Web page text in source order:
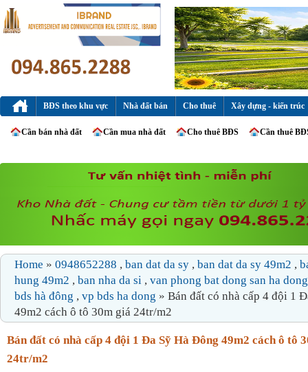
BĐS theo khu vực Nhà đất bán Cho thuê Xây dựng - kiến trúc
Cần bán nhà đất Cần mua nhà đất Cho thuê BĐS Cần thuê
Home » 0948652288 , ban dat da sy , ban dat da sy 49m2 ,
hung 49m2 , ban nha da si , van phong bat dong san ha
bds hà đông , vp bds ha dong » Bán đất có nhà cấp 4 đội 1
49m2 cách ô tô 30m giá 24tr/m2
Bán đất có nhà cấp 4 đội 1 Đa Sỹ Hà Đông 49m2 cách ô tô
24tr/m2